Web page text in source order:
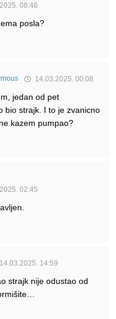
08:46
posla?
14.03.2025. 00:08
jedan od pet
bio strajk. I to je zvanicno
kazem pumpao?
02:45
14.03.2025. 14:59
strajk nije odustao od